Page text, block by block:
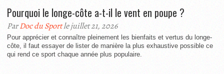
Pourquoi le longe-côte a-t-il le vent en poupe ?
ParDoc du Sportle juillet 21, 2026
Pour apprécier et connaître pleinement les bienfaits et vertus du longe-
côte, il faut essayer de lister de manière la plus exhaustive possible ce
qui rend ce sport chaque année plus populaire.